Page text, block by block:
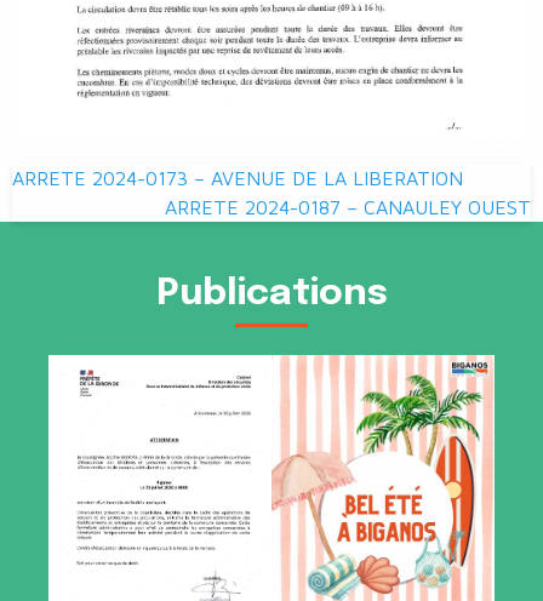
Navigation
de
ARRETE 2024-0173 – AVENUE DE LA LIBERATION
ARRETE 2024-0187 – CANAULEY OUEST
Publications